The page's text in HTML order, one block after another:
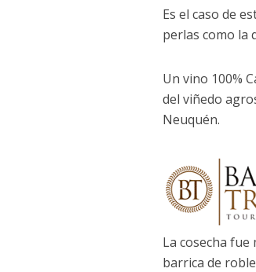
Es el caso de
perlas como la
Un vino 100%
del viñedo
Neuquén.
La cosecha fue
barrica de